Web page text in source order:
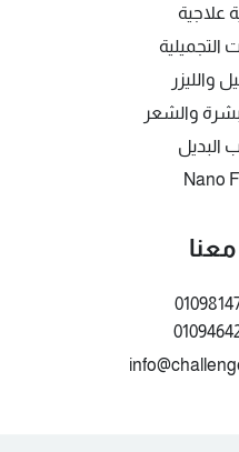
علاجية
التجميلية
والليزر
والشعر
Nano